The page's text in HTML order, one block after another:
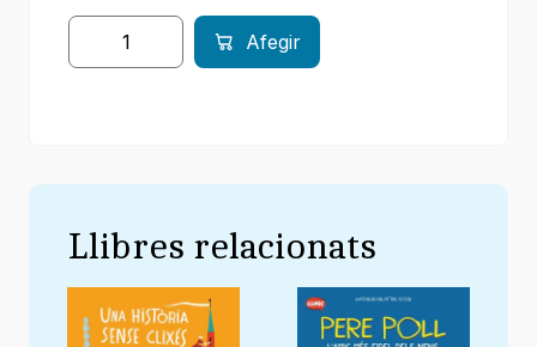
Afegir
Llibres relacionats